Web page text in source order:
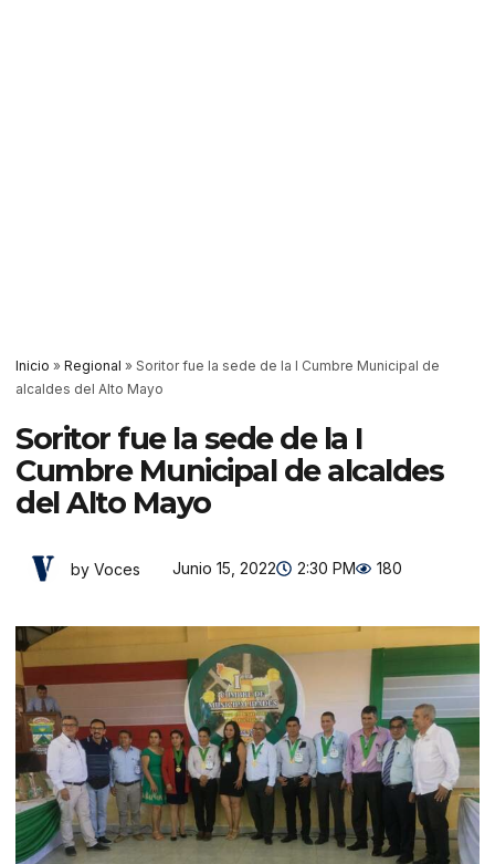
Inicio » Regional » Soritor fue la sede de la I Cumbre Municipal de
alcaldes del Alto Mayo
Soritor fue la sede de la I
Cumbre Municipal de alcaldes
del Alto Mayo
by Voces Junio 15, 2022 2:30 PM 180